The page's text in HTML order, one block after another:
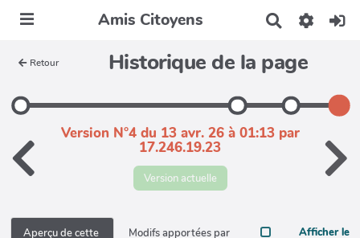
Amis Citoyens
h
r
c
e
Retour Historique de la page
Version N°4 du 13 avr. 26 à 01:13 par
17.246.19.23
Version actuelle
Aperçu de cette
Modifs apportées par
Afficher le